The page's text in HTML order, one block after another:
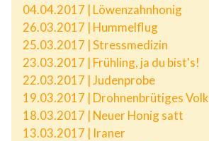
04.04.2017 | Löwenzahnhonig
26.03.2017 | Hummelflug
25.03.2017 | Stressmedizin
23.03.2017 | Frühling, ja du bist's!
22.03.2017 | Judenprobe
19.03.2017 | Drohnenbrütiges Volk
18.03.2017 | Neuer Honig satt
13.03.2017 | Iraner